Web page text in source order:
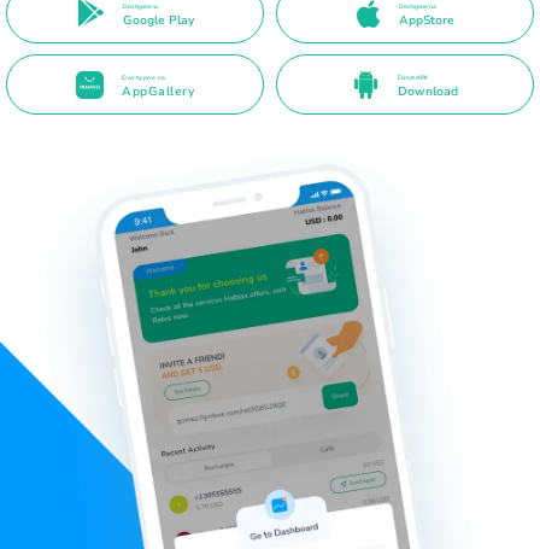
Dostępne w
Google Play
Dostępne na
AppStore
Dostępne na
AppGallery
Direct APK
Download